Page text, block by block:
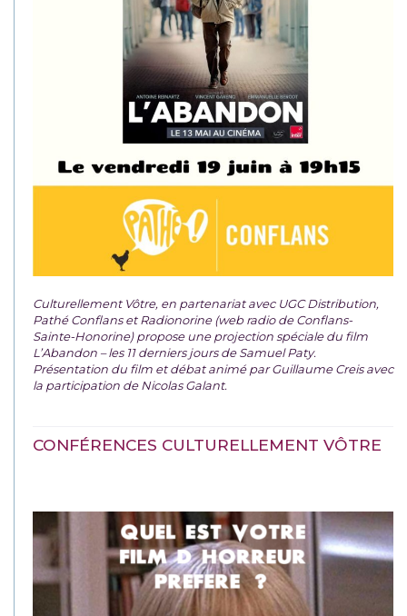
Culturellement Vôtre, en partenariat avec UGC Distribution,
Pathé Conflans et Radionorine (web radio de Conflans-
Sainte-Honorine) propose une projection spéciale du film
L’Abandon – les 11 derniers jours de Samuel Paty.
Présentation du film et débat animé par Guillaume Creis avec
la participation de Nicolas Galant.
CONFÉRENCES CULTURELLEMENT VÔTRE